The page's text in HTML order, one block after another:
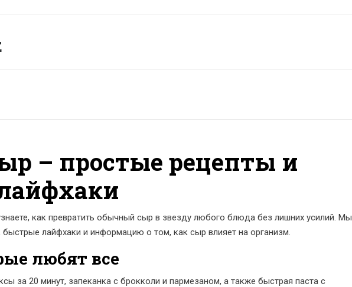
– простые рецепты и
как превратить обычный сыр в звезду любого блюда без лишних усилий. Мы
лайфхаки и информацию о том, как сыр влияет на организм.
любят все
за 20 минут, запеканка с брокколи и пармезаном, а также быстрая паста с